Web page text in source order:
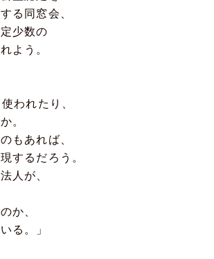
る同窓会、
少数の
よう。
われたり、
。
もあれば、
するだろう。
人が、
か、
る。」